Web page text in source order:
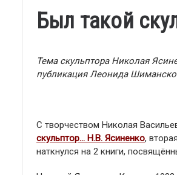
Был такой
Тема скульптора Николая
публикация Леонида
С творчеством Николая
скульптор… Н.В. Ясиненко,
наткнулся на 2 книги,